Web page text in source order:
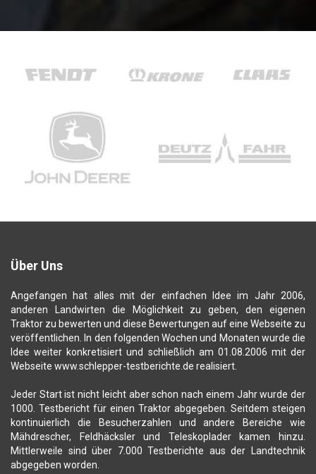
Über Uns
Angefangen hat alles mit der einfachen Idee im Jahr 2006,
anderen Landwirten die Möglichkeit zu geben, den eigenen
Traktor zu bewerten und diese Bewertungen auf eine Webseite zu
veröffentlichen. In den folgenden Wochen und Monaten wurde die
Idee weiter konkretisiert und schließlich am 01.08.2006 mit der
Webseite www.schlepper-testberichte.de realisiert.
Jeder Start ist nicht leicht aber schon nach einem Jahr wurde der
1000. Testbericht für einen Traktor abgegeben. Seitdem steigen
kontinuierlich die Besucherzahlen und andere Bereiche wie
Mähdrescher, Feldhäcksler und Teleskoplader kamen hinzu.
Mittlerweile sind über 7.000 Testberichte aus der Landtechnik
abgegeben worden.